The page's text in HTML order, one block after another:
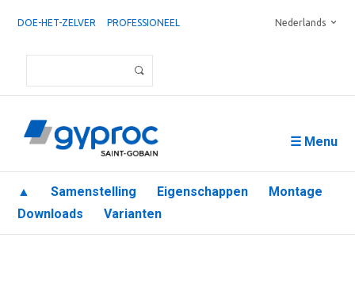
DOE-HET-ZELVER PROFESSIONEEL Nederlands
☰ Menu
▲ Samenstelling Eigenschappen
Montage
Downloads
Varianten